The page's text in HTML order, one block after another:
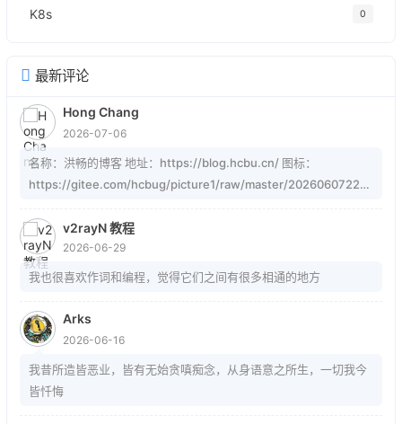
K8s 0
最新评论
Hong Chang
2026-07-06
名称：洪畅的博客 地址：https://blog.hcbu.cn/ 图标：
https://gitee.com/hcbug/picture1/raw/master/20260607223
https://blog.hcbu.cn/atom.xml
v2rayN 教程
2026-06-29
我也很喜欢作词和编程，觉得它们之间有很多相通的地方
Arks
2026-06-16
我昔所造皆恶业，皆有无始贪嗔痴念，从身语意之所生，一切我今
皆忏悔